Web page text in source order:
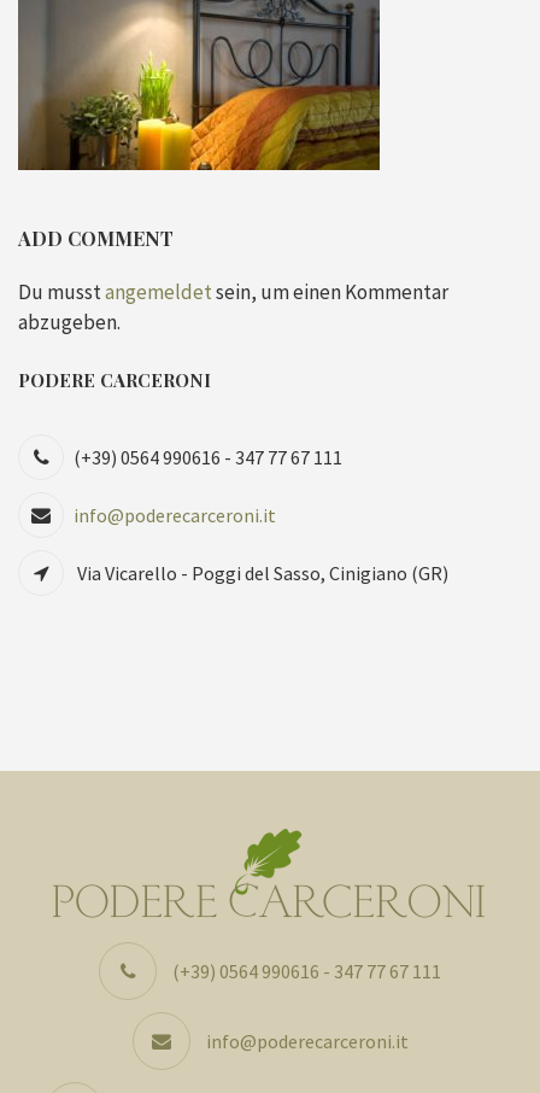
ADD COMMENT
Du musstangemeldetsein, um einen Kommentar
abzugeben.
PODERE CARCERONI
(+39) 0564 990616 - 347 77 67 111
info@poderecarceroni.it
Via Vicarello - Poggi del Sasso, Cinigiano (GR)
(+39) 0564 990616 - 347 77 67 111
info@poderecarceroni.it